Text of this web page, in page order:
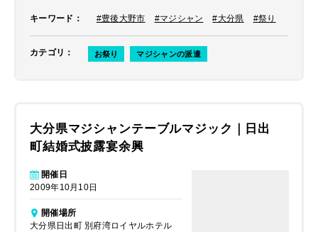
キーワード ： #豊後大野市 #マジシャン #大分県 #祭り
カテゴリ ： お祭り マジシャンの派遣
大分県マジシャンテーブルマジック｜日出
町結婚式披露宴余興
開催日
2009年10月10日
開催場所
大分県日出町 別府湾ロイヤルホテル